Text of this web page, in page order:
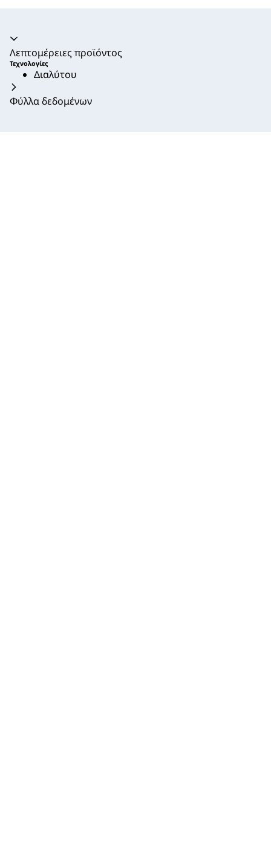
Ακορντεόν καταρρεύσει
Λεπτομέρειες προϊόντος
Τεχνολογίες
Διαλύτου
Φύλλα δεδομένων